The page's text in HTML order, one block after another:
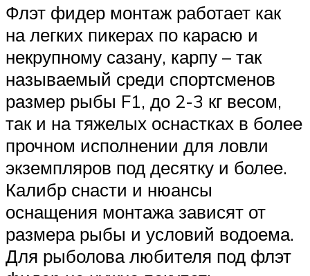
Флэт фидер монтаж работает как
на легких пикерах по карасю и
некрупному сазану, карпу – так
называемый среди спортсменов
размер рыбы F1, до 2-3 кг весом,
так и на тяжелых оснастках в более
прочном исполнении для ловли
экземпляров под десятку и более.
Калибр снасти и нюансы
оснащения монтажа зависят от
размера рыбы и условий водоема.
Для рыболова любителя под флэт